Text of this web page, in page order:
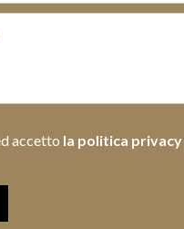
accetto la politica privacy